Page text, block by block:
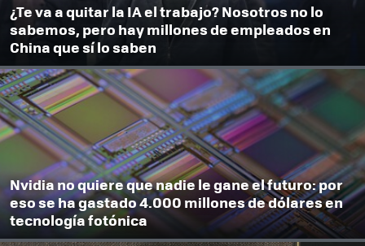
¿Te va a quitar la IA el trabajo? Nosotros no lo
sabemos, pero hay millones de empleados en
China que sí lo saben
Nvidia no quiere que nadie le gane el futuro: por
eso se ha gastado 4.000 millones de dólares en
tecnología fotónica